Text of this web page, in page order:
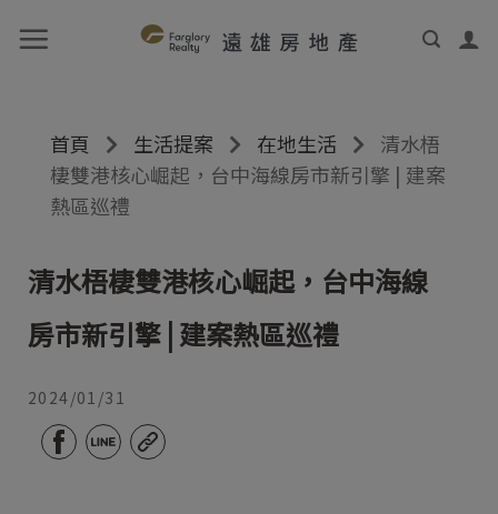
首頁 生活提案 在地生活
清水梧
棲雙港核心崛起，台中海線房市新引擎 | 建案
熱區巡禮
清水梧棲雙港核心崛起，台中海線
房市新引擎 | 建案熱區巡禮
2024/01/31